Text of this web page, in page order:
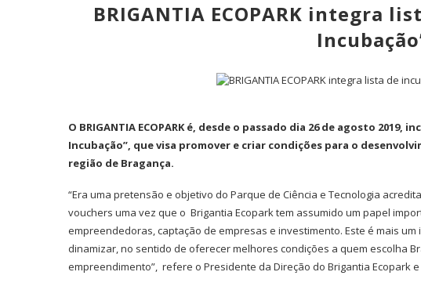
BRIGANTIA ECOPARK integra
O BRIGANTIA ECOPARK é, desde o passado dia 26 de agosto
Incubação”, que visa promover e criar condições para o
região de Bragança.
“Era uma pretensão e objetivo do Parque de Ciência e Tecnologia
vouchers uma vez que o Brigantia Ecopark tem assumido um papel
empreendedoras, captação de empresas e investimento. Este é mais
dinamizar, no sentido de oferecer melhores condições a quem escolha
empreendimento”, refere o Presidente da Direção do Brigantia Ecopark